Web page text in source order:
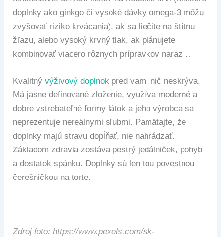
doplnky ako ginkgo či vysoké dávky omega-3 môžu
zvyšovať riziko krvácania), ak sa liečite na štítnu
žľazu, alebo vysoký krvný tlak, ak plánujete
kombinovať viacero rôznych prípravkov naraz…
Kvalitnývýživový doplnok pred vami nič neskrýva.
Má jasne definované zloženie, využíva moderné a
dobre vstrebateľné formy látok a jeho výrobca sa
neprezentuje nereálnymi sľubmi. Pamätajte, že
doplnky majú stravu dopĺňať, nie nahrádzať.
Základom zdravia zostáva pestrý jedálniček, pohyb
a dostatok spánku. Doplnky sú len tou povestnou
čerešničkou na torte.
Zdroj foto: https://www.pexels.com/sk-